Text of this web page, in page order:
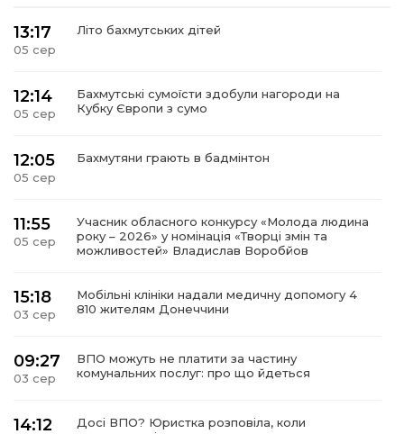
13:17
05 сер
Літо бахмутських дітей
12:14
05 сер
Бахмутські сумоїсти здобули нагороди на
Кубку Європи з сумо
12:05
05 сер
Бахмутяни грають в бадмінтон
11:55
05 сер
Учасник обласного конкурсу «Молода людина
року – 2026» у номінація «Творці змін та
можливостей» Владислав Воробйов
15:18
03 сер
Мобільні клініки надали медичну допомогу 4
810 жителям Донеччини
09:27
03 сер
ВПО можуть не платити за частину
комунальних послуг: про що йдеться
14:12
Досі ВПО? Юристка розповіла, коли